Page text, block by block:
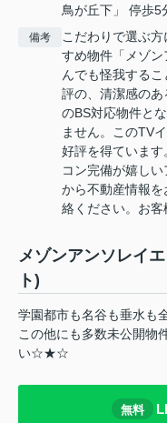
鳥が丘下」 停歩5
備考
こだわりで選ぶ
すめ物件「メゾ
んでも怪我する
評の、清潔感の
のBS対応物件と
ません。このTV
好評を得ていま
コン完備が嬉し
から不動産情報
絡ください。お客
メゾンアンソレイ
ト)
学園都市も名谷も垂水も
この他にも多数未公開物
い☆★☆
無料